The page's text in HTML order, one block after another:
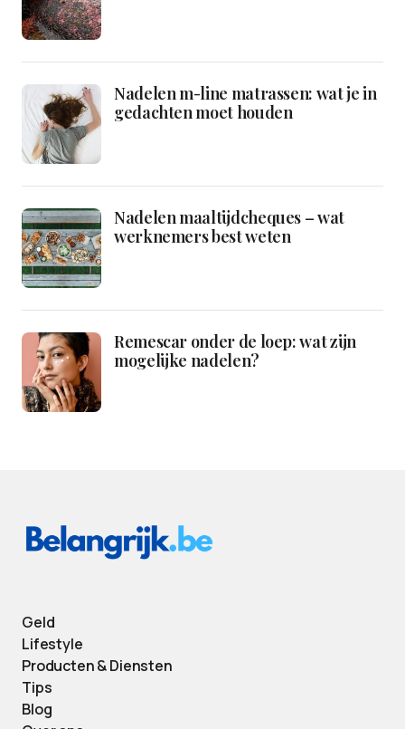
Nadelen m-line matrassen: wat je in
gedachten moet houden
Nadelen maaltijdcheques – wat
werknemers best weten
Remescar onder de loep: wat zijn
mogelijke nadelen?
Geld
Lifestyle
Producten & Diensten
Tips
Blog